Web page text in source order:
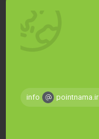
info pointnama.ir